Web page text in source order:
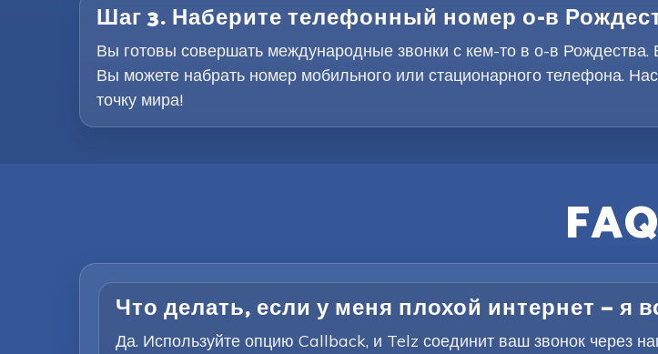
Шаг 3. Наберите телефонный номер о-в
Вы готовы совершать международные звонки с кем-то в о-в Рождества.
Вы можете набрать номер мобильного или стационарного телефона.
точку мира!
FAQ
Что делать, если у меня плохой интернет — я
Да. Используйте опцию Callback, и Telz соединит ваш звонок через